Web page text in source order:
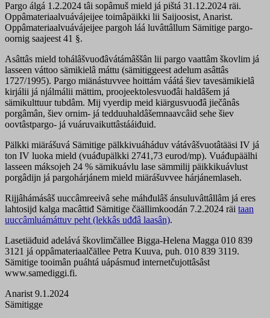
Pargo álgá 1.2.2024 tâi sopâmuš mield já pištá 31.12.2024 räi.
Oppâmateriaalvuávájeijee toimâpäikki lii Saijoosist, Anarist.
Oppâmateriaalvuávájeijee pargoh láá luvâttâllum Sämitige pargo-
oornig saajeest 41 §.
Asâttâs mield tohálâšvuođâvátámâššân lii pargo vaattâm škovlim já
lasseen váttoo sämikielâ máttu (sämitiggeest adelum asâttâs
1727/1995). Pargo miänástuvvee hoittám váátá šiev tavesämikielâ
kirjálii já njálmálii mättim, proojeektolesvuođâi haldâšem já
sämikulttuur tubdâm. Mij vyerdip meid kiärgusvuođâ jiečânâs
porgâmân, šiev ornim- já tedduuhaldâšemnaavcâid sehe šiev
oovtâstpargo- já vuáruvaikuttâstááiđuid.
Pälkki miärášuvá Sämitige pälkkivuáháduv vátávâšvuotâtääsi IV já
ton IV luoka mield (vuáđupälkki 2741,73 eurod/mp). Vuáđupäälhi
lasseen máksojeh 24 % sämikuávlu lase sämmilij päikkikuávlust
porgâdijn já pargohárjánem mield miärášuvvee hárjánemlaseh.
Rijjâhámásâš uuccâmreeivâ sehe máhđulâš ánsuluvâttâllâm já eres
lahtosijd kalga macâttiđ Sämitige čäällimkoodán 7.2.2024 räi taan
uuccâmluámáttuv peht (lekkâs uđđâ laasân).
Lasetiäđuid adelává škovlimčällee Bigga-Helena Magga 010 839
3121 já oppâmateriaalčällee Petra Kuuva, puh. 010 839 3119.
Sämitige tooimân puáhtá uápásmuđ internetčujottâsâst
www.samediggi.fi.
Anarist 9.1.2024
Sämitigge